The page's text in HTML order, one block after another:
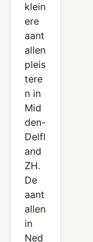
klein
ere
aant
allen
pleis
tere
n in
Mid
den-
Delfl
and
ZH.
De
aant
allen
in
Ned